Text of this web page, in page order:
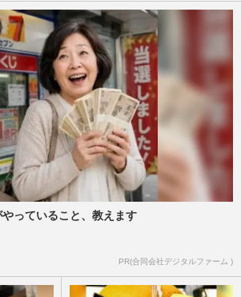
っていること、教えます
PR(合同会社デジタルファーム )